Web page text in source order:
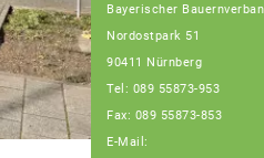
Christian Huber
Geschäftsführer
Geschäftsstelle
Nürnberg
Bayerischer
Nordostpark 51
90411 Nürnberg
Tel: 089 55873-953
Fax: 089 55873-853
E-Mail: